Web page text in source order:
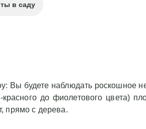
в саду
Вы будете наблюдать роскошное
до фиолетового цвета)
прямо с дерева.